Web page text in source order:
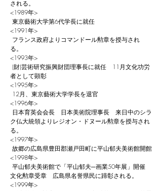
される。
<1989年>
東京藝術大学第6代学長に就任
<1991年>
フランス政府よりコマンドール勲章を授与され
る。
<1993年>
(財)芸術研究振興財団理事長に就任 11月文化功労
者として顕彰
<1995年>
12月、東京藝術大学学長を退官
<1996年>
日本育英会会長 日本美術院理事長 来日中のシラ
ク仏大統領よりレジオン・ドヌール勲章を授与され
る。
<1997年>
故郷の広島県豊田郡瀬戸田町に平山郁夫美術館開館
<1998年>
平山郁夫美術館で「平山郁夫─画業50年展」開催
文化勲章受章 広島県名誉県民に蹄彰される。
<1999年>